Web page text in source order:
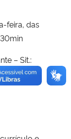
feira, das
– Sit.: